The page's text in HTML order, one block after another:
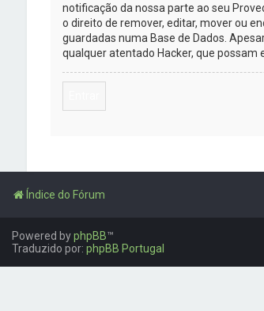
notificação da nossa parte ao seu
o direito de remover, editar, mover ou
guardadas numa Base de Dados.
qualquer atentado Hacker, que possam
Índice do Fórum
Powered byphpBB™
Traduzido por: phpBB Portugal